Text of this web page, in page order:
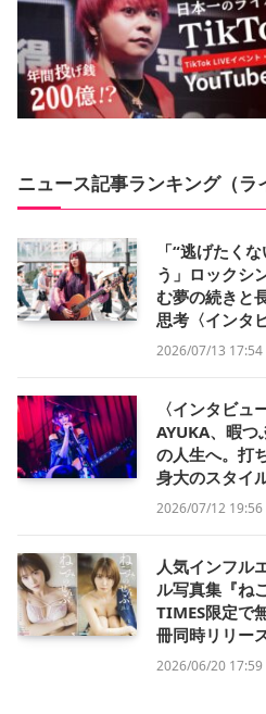
ニュース記事ランキング（ラ
「“逃げたく
う」ロックシ
む夢の続きと
思考〈インタ
2026/07/13 17:54
〈インタビ
AYUKA、暇つ
の人生へ。打
身大のスタイ
2026/07/12 19:56
人気インフル
ル写真集『ね
TIMES限定で
冊同時リリー
2026/06/20 17:59